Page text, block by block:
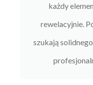
każdy
rewelacyjnie.
szukają